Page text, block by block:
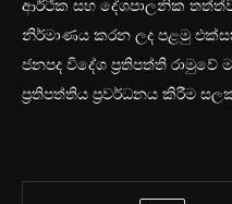
ආර්ථික සහ දේශපාලනික
නිර්මාණය කරන ලද පළමු
ජනපද විදේශ ප්‍රතිපත්ති රාමුවේ
ප්‍රතිපත්තිය ප්‍රවර්ධනය කිරීම